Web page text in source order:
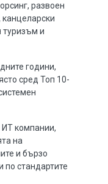
развоен
канцеларски
туризъм и
години,
сред Топ 10-
компании,
на
и бързо
стандартите